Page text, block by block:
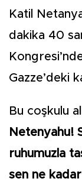
Katil
dakika 40
Gazze’deki
Bu coşkulu
Netenyahu!
ruhumuzla
sen ne